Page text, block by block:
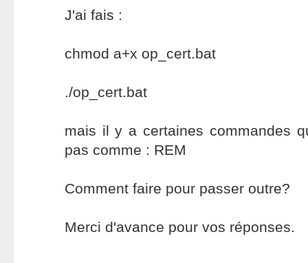
J'ai fais :
chmod a+x op_cert.bat
./op_cert.bat
mais il y a certaines commandes
pas comme : REM
Comment faire pour passer outre?
Merci d'avance pour vos réponses.